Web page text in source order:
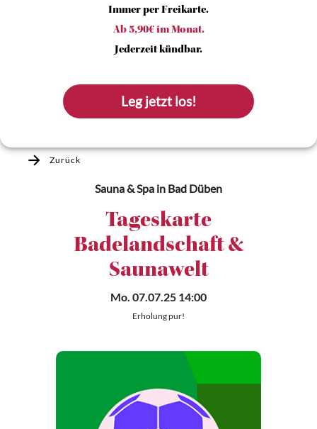
Immer per Freikarte.
Ab 5,90€ im Monat.
Jederzeit kündbar.
Leg jetzt los!
Zurück
Sauna & Spa in Bad Düben
Tageskarte
Badelandschaft &
Saunawelt
Mo. 07.07.25 14:00
Erholung pur!